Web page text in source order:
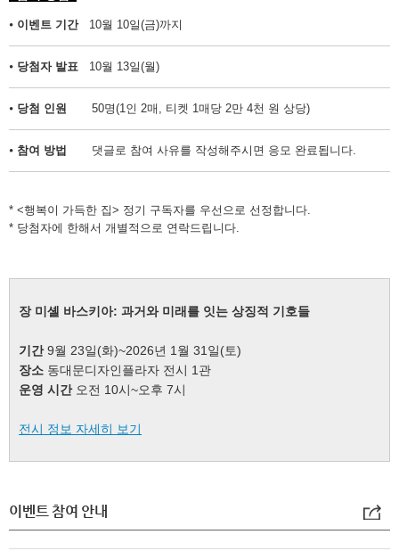
이벤트 참여 안내